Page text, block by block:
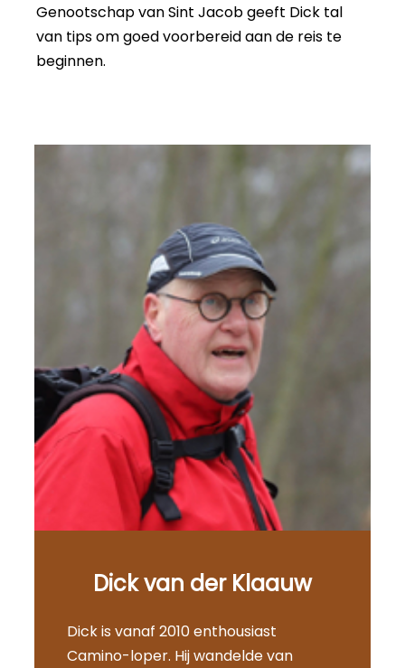
Genootschap van Sint Jacob geeft Dick tal
van tips om goed voorbereid aan de reis te
beginnen.
Dick van der Klaauw
Dick is vanaf 2010 enthousiast
Camino-loper. Hij wandelde van